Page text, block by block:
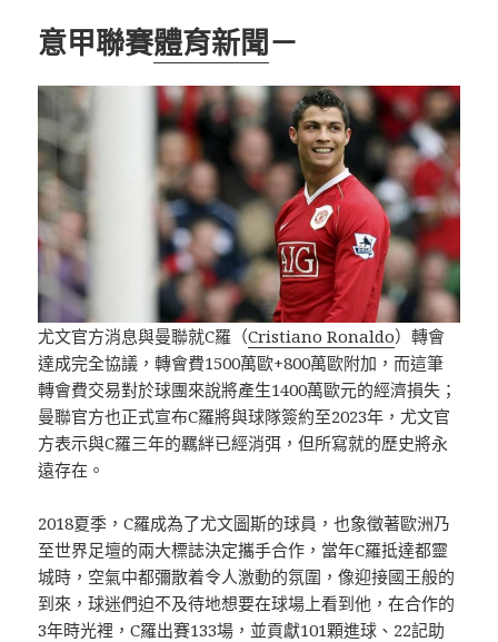
意甲聯賽體育新聞－
尤文官方消息與曼聯就C羅（Cristiano Ronaldo）轉會
達成完全協議，轉會費1500萬歐+800萬歐附加，而這筆
轉會費交易對於球團來說將產生1400萬歐元的經濟損失；
曼聯官方也正式宣布C羅將與球隊簽約至2023年，尤文官
方表示與C羅三年的羈絆已經消弭，但所寫就的歷史將永
遠存在。
2018夏季，C羅成為了尤文圖斯的球員，也象徵著歐洲乃
至世界足壇的兩大標誌決定攜手合作，當年C羅抵達都靈
城時，空氣中都彌散着令人激動的氛圍，像迎接國王般的
到來，球迷們迫不及待地想要在球場上看到他，在合作的
3年時光裡，C羅出賽133場，並貢獻101顆進球、22記助